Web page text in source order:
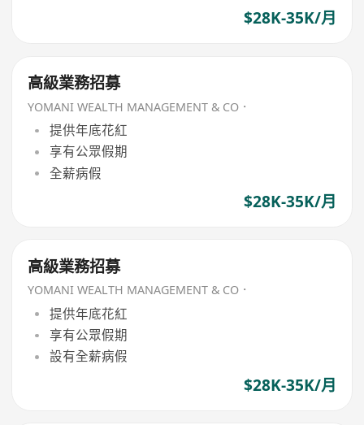
$28K-35K/月
高級業務招募
YOMANI WEALTH MANAGEMENT & CO．
提供年底花紅
享有公眾假期
全薪病假
$28K-35K/月
高級業務招募
YOMANI WEALTH MANAGEMENT & CO．
提供年底花紅
享有公眾假期
設有全薪病假
$28K-35K/月